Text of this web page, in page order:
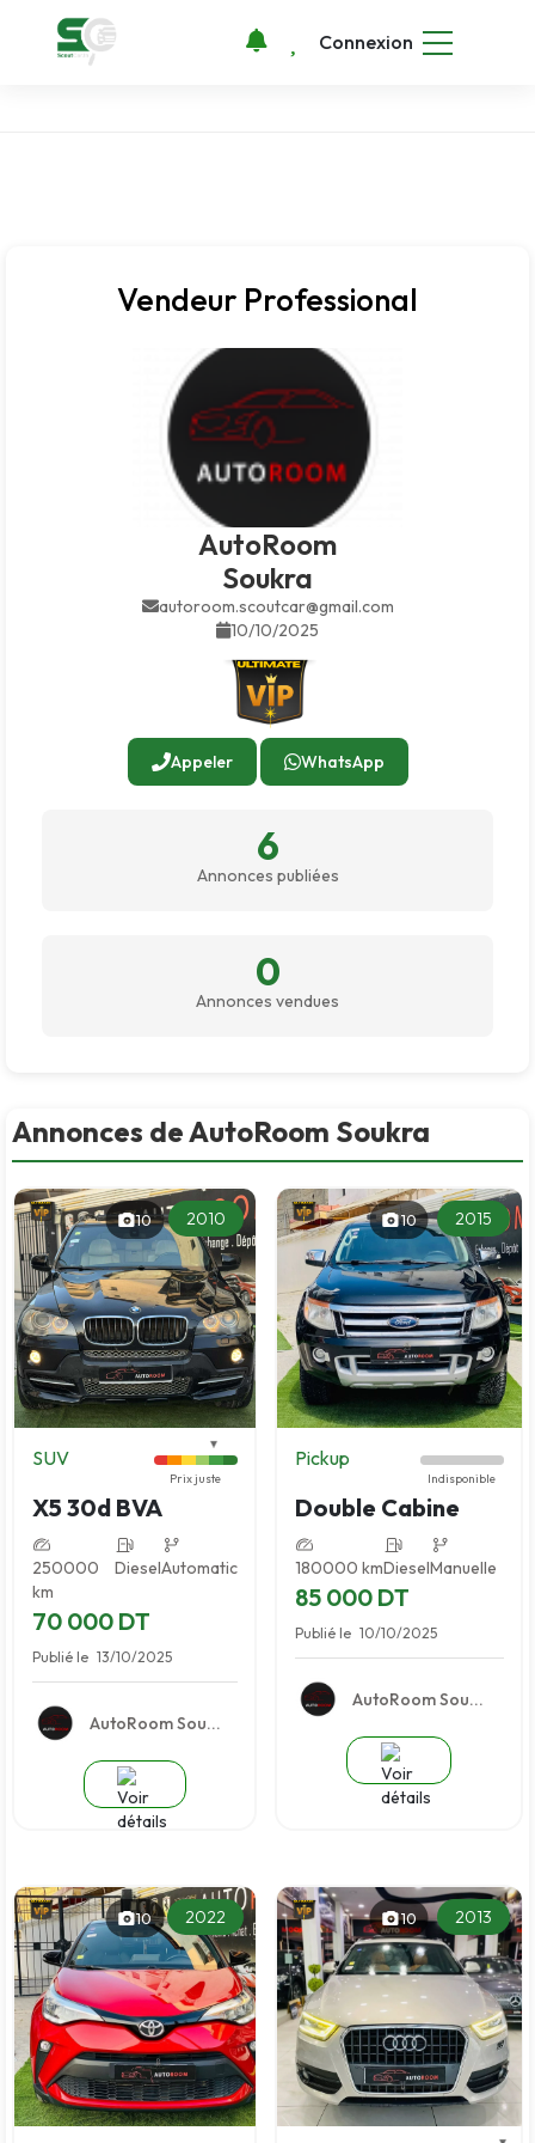
Connexion
Vendeur Professional
AutoRoom
Soukra
autoroom.scoutcar@gmail.com
10/10/2025
Appeler WhatsApp
6
Annonces publiées
0
Annonces vendues
Annonces de AutoRoom Soukra
2010
10
SUV
Prix juste
X5 30d BVA
250000
km
DieselAutomatic
70 000 DT
Publié le 13/10/2025
AutoRoom Sou...
2015
10
Pickup
Indisponible
Double Cabine
180000 kmDieselManuelle
85 000 DT
Publié le 10/10/2025
AutoRoom Sou...
2022
10 2013
10